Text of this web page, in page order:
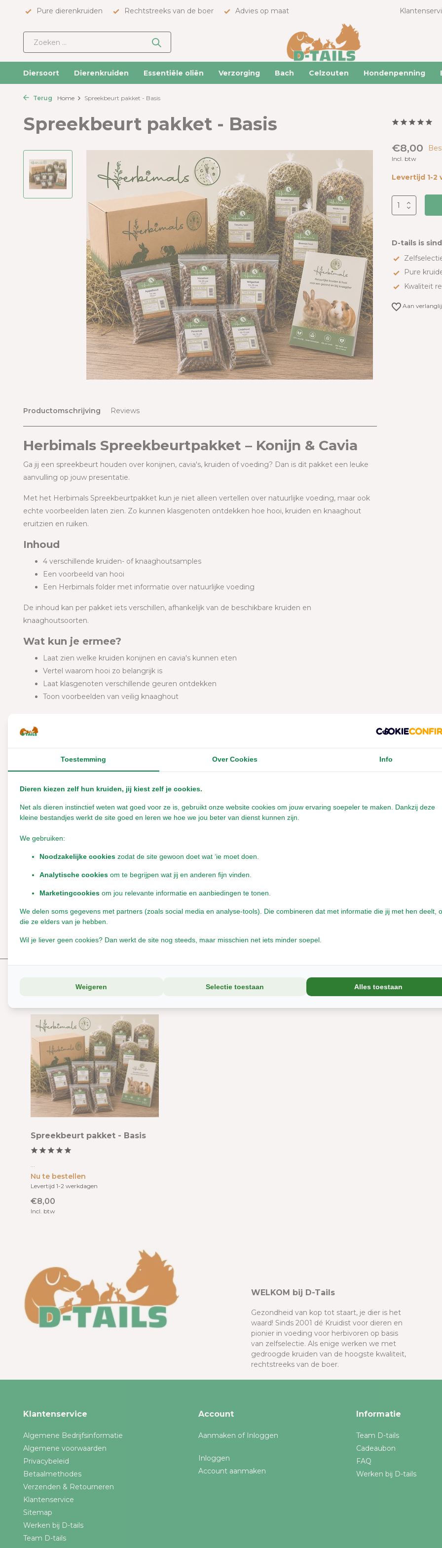
Pure dierenkruiden Rechtstreeks van de boer Advies op maat
Diersoort Dierenkruiden Essentiële oliën Verzorging Bach Celzouten Hondenpenning
Terug Home Spreekbeurt pakket - Basis
Spreekbeurt pakket - Basis
Productomschrijving Reviews
Herbimals Spreekbeurtpakket – Konijn & Cavia
Ga jij een spreekbeurt houden over konijnen, cavia's, kruiden of voeding? Dan is dit pakket een leuke
aanvulling op jouw presentatie.
Met het Herbimals Spreekbeurtpakket kun je niet alleen vertellen over natuurlijke voeding, maar ook
echte voorbeelden laten zien. Zo kunnen klasgenoten ontdekken hoe hooi, kruiden en knaaghout
eruitzien en ruiken.
Inhoud
4 verschillende kruiden- of knaaghoutsamples
Een voorbeeld van hooi
Een Herbimals folder met informatie over natuurlijke voeding
De inhoud kan per pakket iets verschillen, afhankelijk van de beschikbare kruiden en
knaaghoutsoorten.
Wat kun je ermee?
Laat zien welke kruiden konijnen en cavia's kunnen eten
Vertel waarom hooi zo belangrijk is
Laat klasgenoten verschillende geuren ontdekken
Toon voorbeelden van veilig knaaghout
We vinden het leuk als je na afloop een foto van jouw spreekbeurt naar ons stuurt. Misschien delen we
hem wel op onze social media of website, zodat anderen ook geïnspireerd raken!
Let op:dit pakket bevat kleine samples en is speciaal samengesteld als spreekbeurt- en
demonstratiemateriaal en is geen proefpakket.
€8,00
Incl. btw
Levertijd 1-2
D-tails is
Pure
Kwaliteit
Aan
Er zijn nog geen reviews geschreven over dit product..
Spreekbeurt pakket - Basis
Nu te bestellen
Levertijd 1-2 werkdagen
€8,00
Incl. btw
WELKOM bij D-Tails
Gezondheid van kop tot staart, je dier is het
waard! Sinds 2001 dé Kruidist voor dieren en
pionier in voeding voor herbivoren op basis
van zelfselectie. Als enige werken we met
gedroogde kruiden van de hoogste kwaliteit,
rechtstreeks van de boer.
Klantenservice
Algemene Bedrijfsinformatie
Algemene voorwaarden
Privacybeleid
Betaalmethodes
Verzenden & Retourneren
Klantenservice
Sitemap
Werken bij D-tails
Team D-tails
Account
Aanmaken of Inloggen
Inloggen
Account aanmaken
Informatie
Team D-tails
Cadeaubon
FAQ
Werken bij D-tails
Toestemming Over Cookies Info
Dieren kiezen zelf hun kruiden, jij kiest zelf je cookies.
Net als dieren instinctief weten wat goed voor ze is, gebruikt onze website cookies om jouw ervaring soepeler te maken. Dankzij deze
kleine bestandjes werkt de site goed en leren we hoe we jou beter van dienst kunnen zijn.
We gebruiken:
Noodzakelijke cookies zodat de site gewoon doet wat ‘ie moet doen.
Analytische cookies om te begrijpen wat jij en anderen fijn vinden.
Marketingcookies om jou relevante informatie en aanbiedingen te tonen.
We delen soms gegevens met partners (zoals social media en analyse-tools). Die combineren dat met informatie die jij met hen deelt,
die ze elders van je hebben.
Wil je liever geen cookies? Dan werkt de site nog steeds, maar misschien net iets minder soepel.
Weigeren Selectie toestaan Alles toestaan